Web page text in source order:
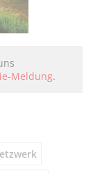
Meldung.